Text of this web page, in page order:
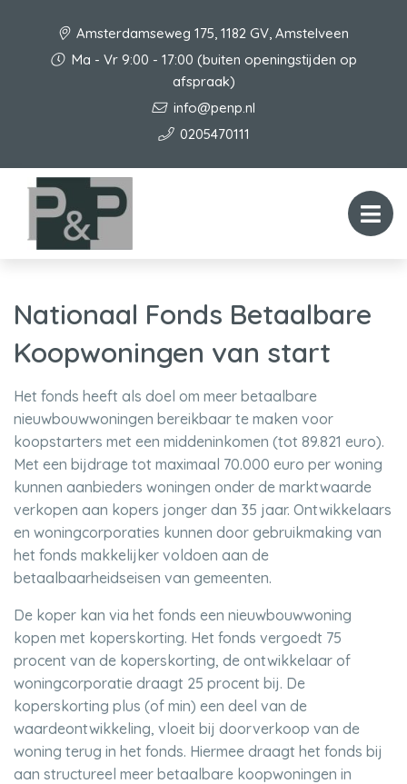
Amsterdamseweg 175, 1182 GV, Amstelveen
Ma - Vr 9:00 - 17:00 (buiten openingstijden op
afspraak)
info@penp.nl
0205470111
Nationaal Fonds Betaalbare
Koopwoningen van start
Het fonds heeft als doel om meer betaalbare
nieuwbouwwoningen bereikbaar te maken voor
koopstarters met een middeninkomen (tot 89.821 euro).
Met een bijdrage tot maximaal 70.000 euro per woning
kunnen aanbieders woningen onder de marktwaarde
verkopen aan kopers jonger dan 35 jaar. Ontwikkelaars
en woningcorporaties kunnen door gebruikmaking van
het fonds makkelijker voldoen aan de
betaalbaarheidseisen van gemeenten.
De koper kan via het fonds een nieuwbouwwoning
kopen met koperskorting. Het fonds vergoedt 75
procent van de koperskorting, de ontwikkelaar of
woningcorporatie draagt 25 procent bij. De
koperskorting plus (of min) een deel van de
waardeontwikkeling, vloeit bij doorverkoop van de
woning terug in het fonds. Hiermee draagt het fonds bij
aan structureel meer betaalbare koopwoningen in